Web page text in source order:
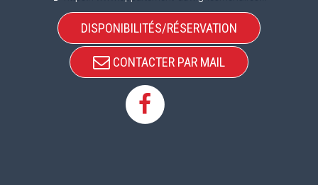
DISPONIBILITÉS/RÉSERVATION
CONTACTER PAR MAIL